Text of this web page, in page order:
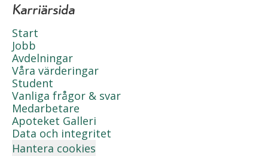
Karriärsida
Start
Jobb
Avdelningar
Våra värderingar
Student
Vanliga frågor & svar
Medarbetare
Apoteket Galleri
Data och integritet
Hantera cookies